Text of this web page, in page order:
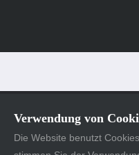
Verwendung von
Die Website benutzt